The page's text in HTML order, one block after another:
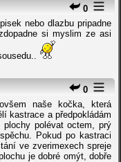
0
nebo dlazbu pripadne
si myslim ze asi
0
naše kočka, která
kastrace a předpokládám
polévat octem, prý
Pokud po kastraci
ve zverimexech spreje
je dobré omýt, dobře